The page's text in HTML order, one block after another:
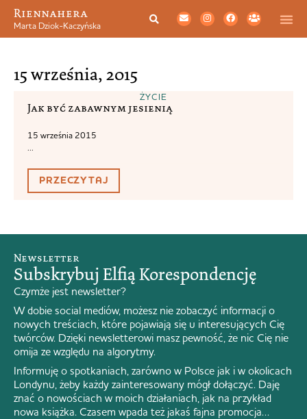
Riennahera
Marta Dziok-Kaczyńska
15 września, 2015
ŻYCIE
Jak być zabawnym jesienią
15 września 2015
...
PRZECZYTAJ
Newsletter
Subskrybuj Elfią Korespondencję
Czymże jest newsletter?
W dobie social mediów, możesz nie zobaczyć informacji o
nowych treściach, które pojawiają się u interesujących Cię
twórców. Dzięki newsletterowi masz pewność, że nic Cię nie
omija ze względu na algorytmy.
Informuję o spotkaniach, zarówno w Polsce jak i w okolicach
Londynu, żeby każdy zainteresowany mógł dołączyć. Daję
znać o nowościach w moich działaniach, jak na przykład
nowa książka. Czasem wpada też jakaś fajna promocja…